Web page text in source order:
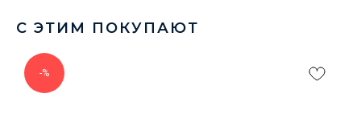
С ЭТИМ ПОКУПАЮТ
-%